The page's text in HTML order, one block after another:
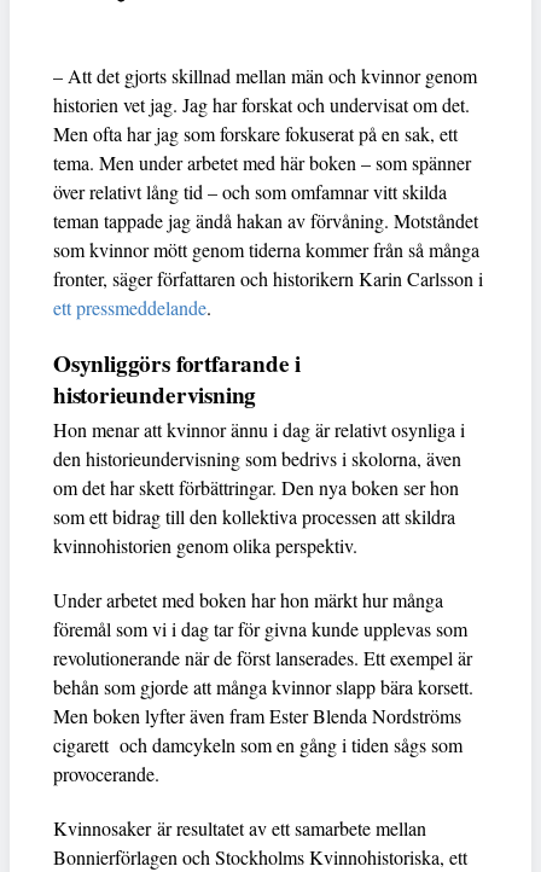
– Att det gjorts skillnad mellan män och kvinnor genom
historien vet jag. Jag har forskat och undervisat om det.
Men ofta har jag som forskare fokuserat på en sak, ett
tema. Men under arbetet med här boken – som spänner
över relativt lång tid – och som omfamnar vitt skilda
teman tappade jag ändå hakan av förvåning. Motståndet
som kvinnor mött genom tiderna kommer från så många
fronter, säger författaren och historikern Karin Carlsson i
ett pressmeddelande.
Osynliggörs fortfarande i
historieundervisning
Hon menar att kvinnor ännu i dag är relativt osynliga i
den historieundervisning som bedrivs i skolorna, även
om det har skett förbättringar. Den nya boken ser hon
som ett bidrag till den kollektiva processen att skildra
kvinnohistorien genom olika perspektiv.
Under arbetet med boken har hon märkt hur många
föremål som vi i dag tar för givna kunde upplevas som
revolutionerande när de först lanserades. Ett exempel är
behån som gjorde att många kvinnor slapp bära korsett.
Men boken lyfter även fram Ester Blenda Nordströms
cigarett och damcykeln som en gång i tiden sågs som
provocerande.
Kvinnosaker är resultatet av ett samarbete mellan
Bonnierförlagen och Stockholms Kvinnohistoriska, ett